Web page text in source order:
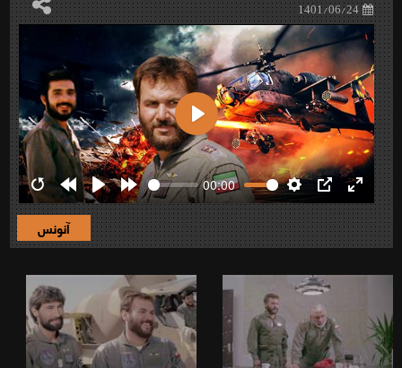
1401/06/24
RestartRewind
10s
Play Forward
10s
00:00
Settings
PIP Enter
Play
آنونس